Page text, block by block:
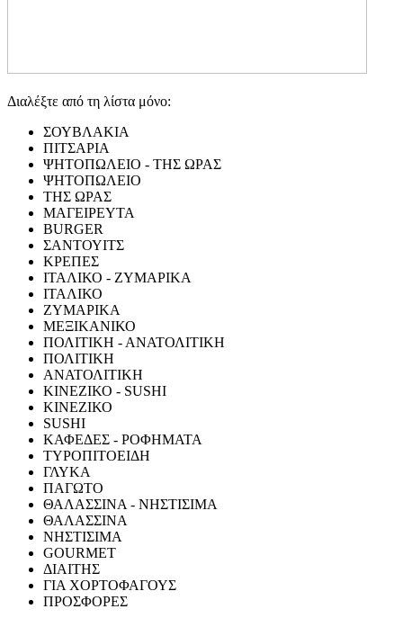
Διαλέξτε από τη λίστα μόνο:
ΣΟΥΒΛΑΚΙΑ
ΠΙΤΣΑΡΙΑ
ΨΗΤΟΠΩΛΕΙΟ - ΤΗΣ ΩΡΑΣ
ΨΗΤΟΠΩΛΕΙΟ
ΤΗΣ ΩΡΑΣ
ΜΑΓΕΙΡΕΥΤΑ
BURGER
ΣΑΝΤΟΥΙΤΣ
ΚΡΕΠΕΣ
ΙΤΑΛΙΚΟ - ΖΥΜΑΡΙΚΑ
ΙΤΑΛΙΚΟ
ΖΥΜΑΡΙΚΑ
ΜΕΞΙΚΑΝΙΚΟ
ΠΟΛΙΤΙΚΗ - ΑΝΑΤΟΛΙΤΙΚΗ
ΠΟΛΙΤΙΚΗ
ΑΝΑΤΟΛΙΤΙΚΗ
ΚΙΝΕΖΙΚΟ - SUSHI
ΚΙΝΕΖΙΚΟ
SUSHI
ΚΑΦΕΔΕΣ - ΡΟΦΗΜΑΤΑ
ΤΥΡΟΠΙΤΟΕΙΔΗ
ΓΛΥΚΑ
ΠΑΓΩΤΟ
ΘΑΛΑΣΣΙΝΑ - ΝΗΣΤΙΣΙΜΑ
ΘΑΛΑΣΣΙΝΑ
ΝΗΣΤΙΣΙΜΑ
GOURMET
ΔΙΑΙΤΗΣ
ΓΙΑ ΧΟΡΤΟΦΑΓΟΥΣ
ΠΡΟΣΦΟΡΕΣ